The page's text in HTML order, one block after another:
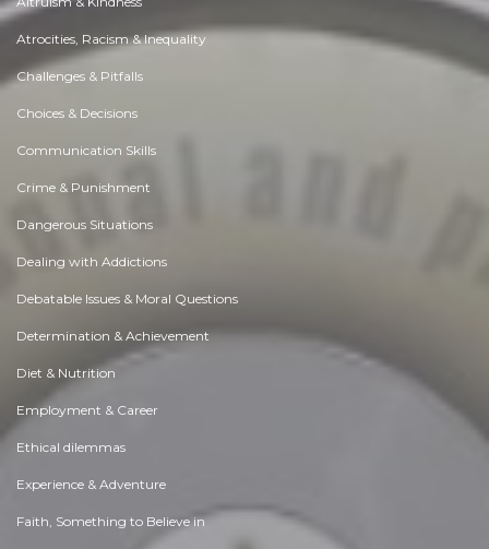
Atrocities, Racism & Inequality
Challenges & Pitfalls
Choices & Decisions
Communication Skills
Crime & Punishment
Dangerous Situations
Dealing with Addictions
Debatable Issues & Moral Questions
Determination & Achievement
Diet & Nutrition
Employment & Career
Ethical dilemmas
Experience & Adventure
Faith, Something to Believe in